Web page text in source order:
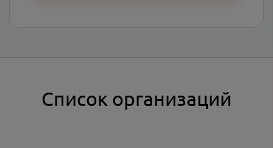
Список организаций